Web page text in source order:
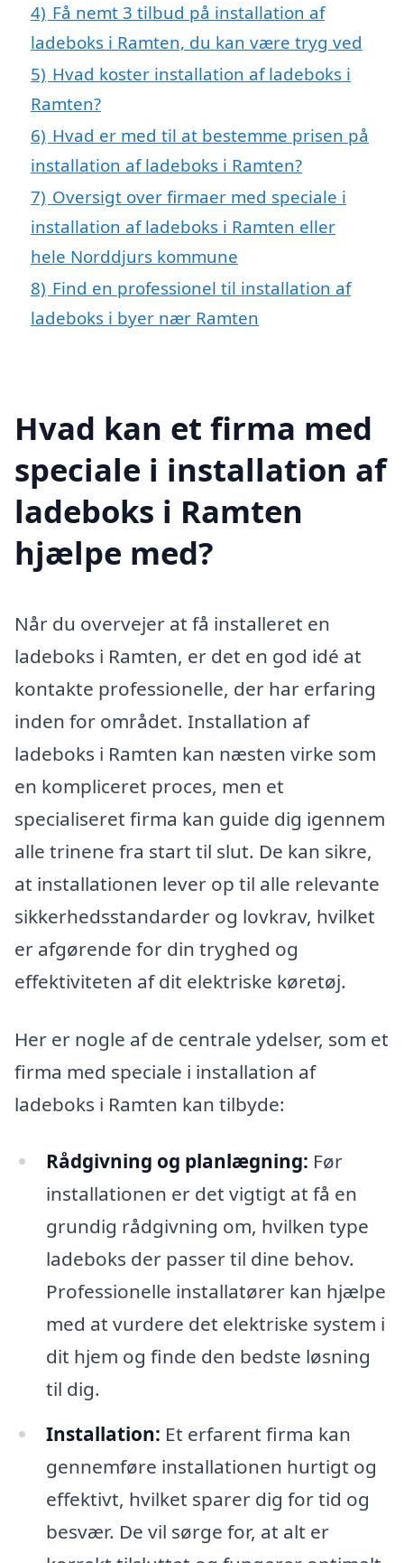
4) Få nemt 3 tilbud på installation af
ladeboks i Ramten, du kan være tryg ved
5) Hvad koster installation af ladeboks i
Ramten?
6) Hvad er med til at bestemme prisen på
installation af ladeboks i Ramten?
7) Oversigt over firmaer med speciale i
installation af ladeboks i Ramten eller
hele Norddjurs kommune
8) Find en professionel til installation af
ladeboks i byer nær Ramten
Hvad kan et firma med
speciale i installation af
ladeboks i Ramten
hjælpe med?
Når du overvejer at få installeret en
ladeboks i Ramten, er det en god idé at
kontakte professionelle, der har erfaring
inden for området. Installation af
ladeboks i Ramten kan næsten virke som
en kompliceret proces, men et
specialiseret firma kan guide dig igennem
alle trinene fra start til slut. De kan sikre,
at installationen lever op til alle relevante
sikkerhedsstandarder og lovkrav, hvilket
er afgørende for din tryghed og
effektiviteten af dit elektriske køretøj.
Her er nogle af de centrale ydelser, som et
firma med speciale i installation af
ladeboks i Ramten kan tilbyde:
Rådgivning og planlægning: Før
installationen er det vigtigt at få en
grundig rådgivning om, hvilken type
ladeboks der passer til dine behov.
Professionelle installatører kan hjælpe
med at vurdere det elektriske system i
dit hjem og finde den bedste løsning
til dig.
Installation: Et erfarent firma kan
gennemføre installationen hurtigt og
effektivt, hvilket sparer dig for tid og
besvær. De vil sørge for, at alt er